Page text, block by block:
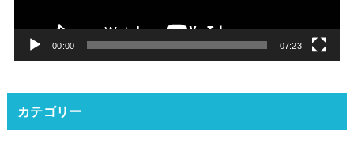
00:00 07:23
カテゴリー